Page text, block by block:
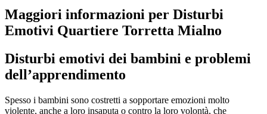
Maggiori informazioni per Disturbi
Emotivi Quartiere Torretta Mialno
Disturbi emotivi dei bambini e problemi
dell’apprendimento
Spesso i bambini sono costretti a sopportare emozioni molto
violente, anche a loro insaputa o contro la loro volontà, che